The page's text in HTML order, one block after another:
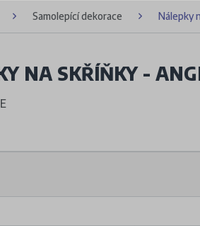
Samolepící dekorace Nálepky
NA SKŘÍŇKY -